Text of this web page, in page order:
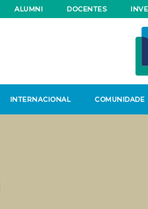
ALUMNI DOCENTES
INTERNACIONAL COMUNIDADE